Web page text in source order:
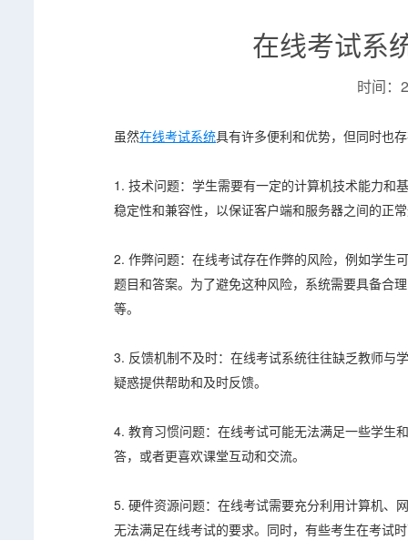
在线考试系
时间：
虽然在线考试系统具有许多便利和优势，但同时也
1. 技术问题：学生需要有一定的计算机技术能力和
稳定性和兼容性，以保证客户端和服务器之间的正
2. 作弊问题：在线考试存在作弊的风险，例如学生
题目和答案。为了避免这种风险，系统需要具备合
等。
3. 反馈机制不及时：在线考试系统往往缺乏教师与
疑惑提供帮助和及时反馈。
4. 教育习惯问题：在线考试可能无法满足一些学生
答，或者更喜欢课堂互动和交流。
5. 硬件资源问题：在线考试需要充分利用计算机、
无法满足在线考试的要求。同时，有些考生在考试